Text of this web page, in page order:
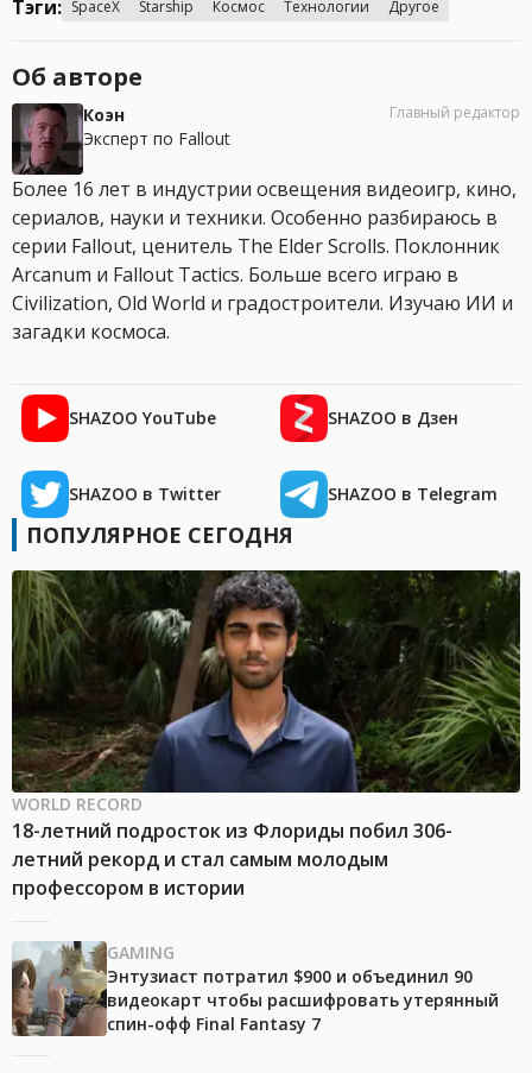
Тэги: SpaceX Starship Космос Технологии Другое
Об авторе
Коэн
Эксперт по Fallout
Главный редактор
Более 16 лет в индустрии освещения видеоигр, кино,
сериалов, науки и техники. Особенно разбираюсь в
серии Fallout, ценитель The Elder Scrolls. Поклонник
Arcanum и Fallout Tactics. Больше всего играю в
Civilization, Old World и градостроители. Изучаю ИИ и
загадки космоса.
SHAZOO YouTube SHAZOO в Дзен
SHAZOO в Twitter SHAZOO в Telegram
ПОПУЛЯРНОЕ СЕГОДНЯ
WORLD RECORD
18-летний подросток из Флориды побил 306-
летний рекорд и стал самым молодым
профессором в истории
GAMING
Энтузиаст потратил $900 и объединил 90
видеокарт чтобы расшифровать утерянный
спин-офф Final Fantasy 7